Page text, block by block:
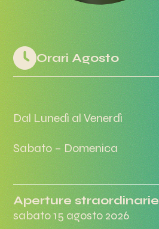
Orari Agosto
Dal Lunedì al Venerdì
Sabato – Domenica
Aperture straordinarie
sabato 15 agosto 2026